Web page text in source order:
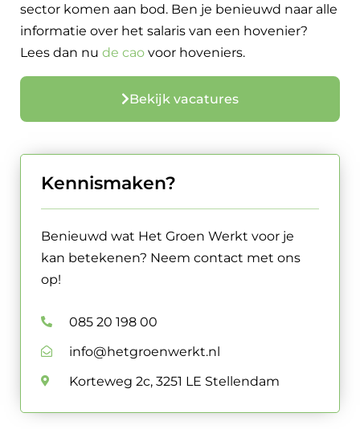
sector komen aan bod. Ben je benieuwd naar alle
informatie over het salaris van een hovenier?
Lees dan nu de cao voor hoveniers.
Bekijk vacatures
Kennismaken?
Benieuwd wat Het Groen Werkt voor je
kan betekenen? Neem contact met ons
op!
085 20 198 00
info@hetgroenwerkt.nl
Korteweg 2c, 3251 LE Stellendam